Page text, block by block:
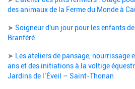
des animaux de la Ferme du Monde à
➤ Soigneur d'un jour pour les enfants
Branféré
➤ Les ateliers de pansage, nourrissage
ans et des initiations à la voltige
Jardins de l’Éveil – Saint-Thonan